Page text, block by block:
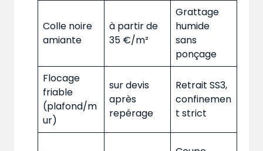
Colle noire
amiante
à partir de
35 €/m²
Grattage
humide
sans
ponçage
Flocage
friable
(plafond/m
ur)
sur devis
après
repérage
Retrait SS3,
confinemen
t strict